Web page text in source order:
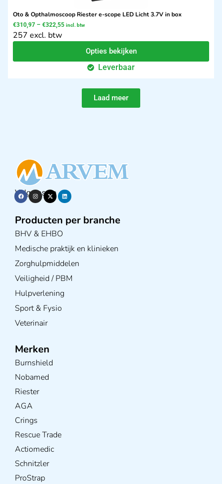
Oto & Opthalmoscoop Riester e-scope LED Licht 3.7V in box
€310,97 – €322,55 incl. btw
257 excl. btw
Opties bekijken
Leverbaar
Laad meer
Volg ons op
Producten per branche
BHV & EHBO
Medische praktijk en klinieken
Zorghulpmiddelen
Veiligheid / PBM
Hulpverlening
Sport & Fysio
Veterinair
Merken
Burnshield
Nobamed
Riester
AGA
Crings
Rescue Trade
Actiomedic
Schnitzler
ProStrap